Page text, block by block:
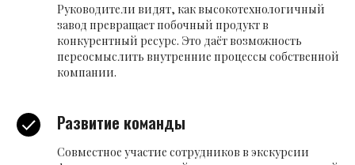
Руководители видят, как высокотехнологичный
завод превращает побочный продукт в
конкурентный ресурс. Это даёт возможность
переосмыслить внутренние процессы собственной
компании.
Развитие команды
Совместное участие сотрудников в экскурсии